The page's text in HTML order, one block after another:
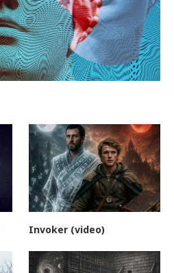
Invoker (video)